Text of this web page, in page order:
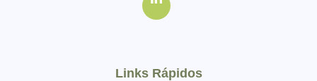
Links Rápidos